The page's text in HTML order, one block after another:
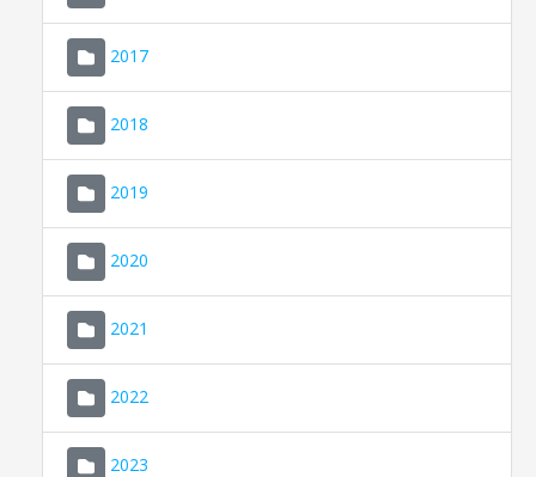
2017
2018
2019
2020
2021
2022
2023